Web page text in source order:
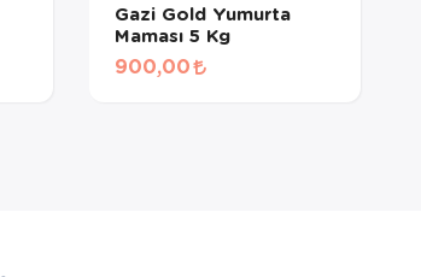
Gazi Gold Yumurta
Maması 5 Kg
900,00